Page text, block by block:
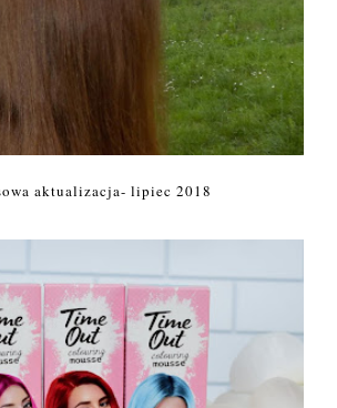
aktualizacja- lipiec 2018